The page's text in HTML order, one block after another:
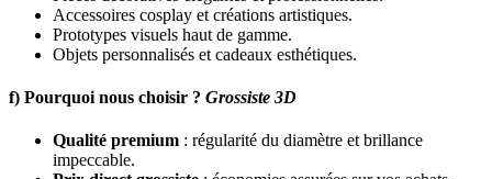
Accessoires cosplay et créations artistiques.
Prototypes visuels haut de gamme.
Objets personnalisés et cadeaux esthétiques.
f) Pourquoi nous choisir ? Grossiste 3D
Qualité premium : régularité du diamètre et brillance
impeccable.